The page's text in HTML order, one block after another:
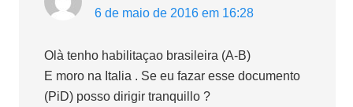
6 de maio de 2016 em 16:28
Olà tenho habilitaçao brasileira (A-B)
E moro na Italia . Se eu fazar esse documento
(PiD) posso dirigir tranquillo ?